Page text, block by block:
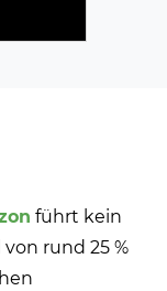
führt kein
rund 25 %